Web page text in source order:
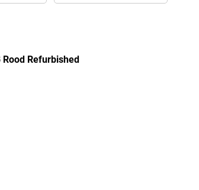
Refurbished